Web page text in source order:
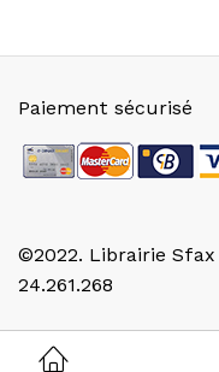
©2022. Librairie Sfax
24.261.268
Paiement sécurisé